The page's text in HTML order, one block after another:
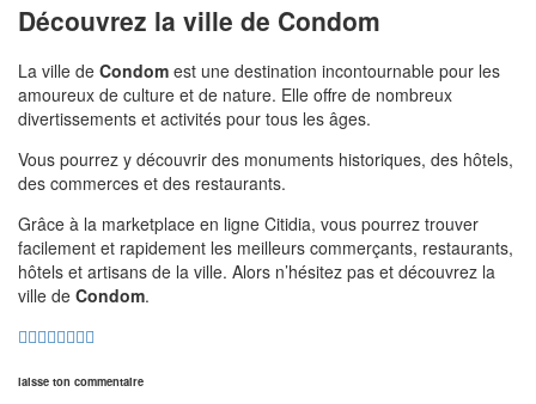
Découvrez la ville de Condom
La ville de Condom est une destination incontournable pour les
amoureux de culture et de nature. Elle offre de nombreux
divertissements et activités pour tous les âges.
Vous pourrez y découvrir des monuments historiques, des hôtels,
des commerces et des restaurants.
Grâce à la marketplace en ligne Citidia, vous pourrez trouver
facilement et rapidement les meilleurs commerçants, restaurants,
hôtels et artisans de la ville. Alors n’hésitez pas et découvrez la
ville de Condom.
laisse ton commentaire